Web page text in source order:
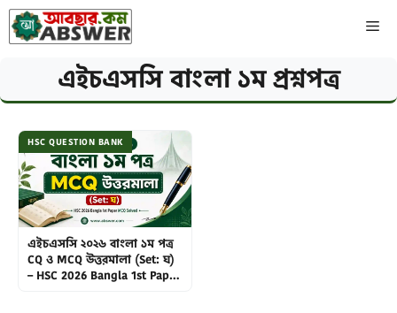
Skip
to
এইচএসসি বাংলা ১ম প্রশ্নপত্র
HSC QUESTION BANK
এইচএসসি ২০২৬ বাংলা ১ম পত্র
CQ ও MCQ উত্তরমালা (Set: ঘ)
– HSC 2026 Bangla 1st Paper